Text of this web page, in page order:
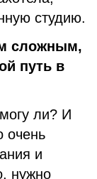
студию.
сложным,
путь в
ли? И
очень
и
нужно